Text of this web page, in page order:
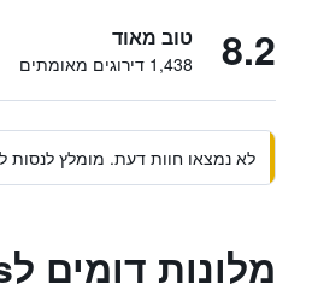
8.2 טוב מאוד
1,438 דירוגים מאומתים
לא נמצאו חוות דעת. מומלץ לנסות
מלונות דומים לParagon Hotel Apartments